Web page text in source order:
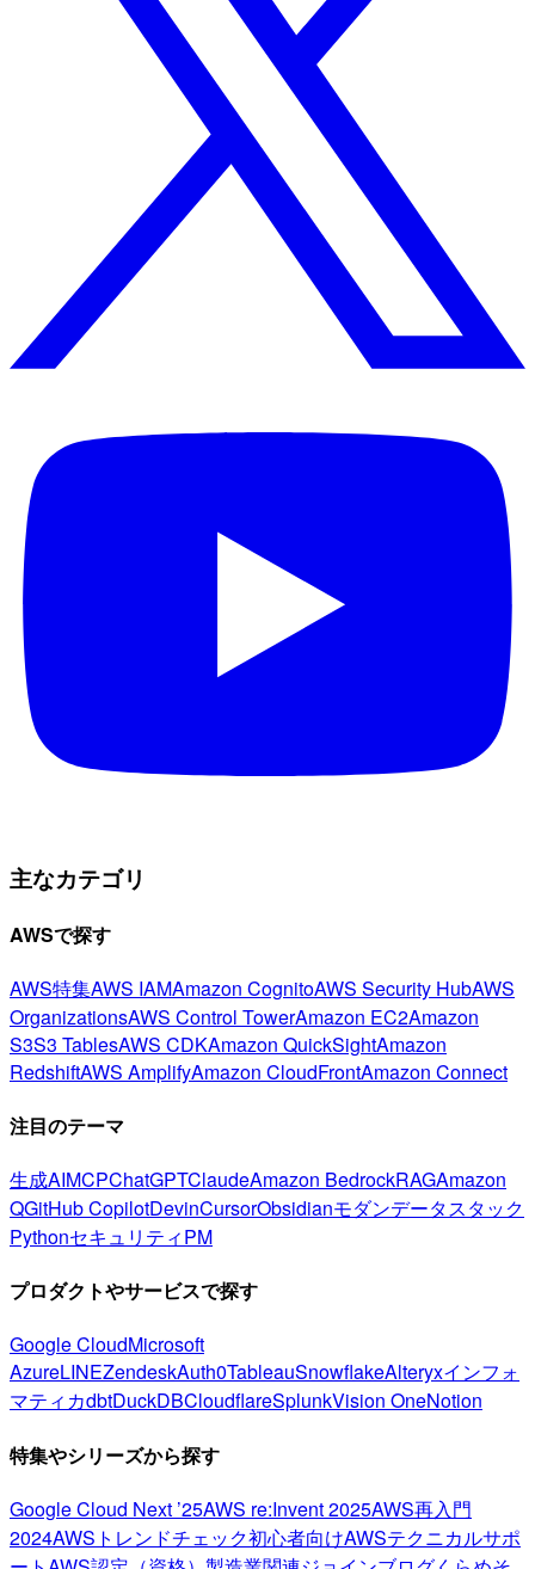
主なカテゴリ
AWSで探す
AWS特集AWS IAMAmazon CognitoAWS Security HubAWS
OrganizationsAWS Control TowerAmazon EC2Amazon
S3S3 TablesAWS CDKAmazon QuickSightAmazon
RedshiftAWS AmplifyAmazon CloudFrontAmazon Connect
注目のテーマ
生成AIMCPChatGPTClaudeAmazon BedrockRAGAmazon
QGitHub CopilotDevinCursorObsidianモダンデータスタック
PythonセキュリティPM
プロダクトやサービスで探す
Google CloudMicrosoft
AzureLINEZendeskAuth0TableauSnowflakeAlteryxインフォ
マティカdbtDuckDBCloudflareSplunkVision OneNotion
特集やシリーズから探す
Google Cloud Next ’25AWS re:Invent 2025AWS再入門
2024AWSトレンドチェック初心者向けAWSテクニカルサポ